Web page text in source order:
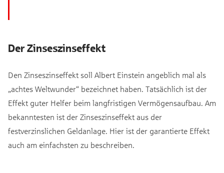
Der Zinseszinseffekt
Den Zinseszinseffekt soll Albert Einstein angeblich mal als
„achtes Weltwunder“ bezeichnet haben. Tatsächlich ist der
Effekt guter Helfer beim langfristigen Vermögensaufbau. Am
bekanntesten ist der Zinseszinseffekt aus der
festverzinslichen Geldanlage. Hier ist der garantierte Effekt
auch am einfachsten zu beschreiben.